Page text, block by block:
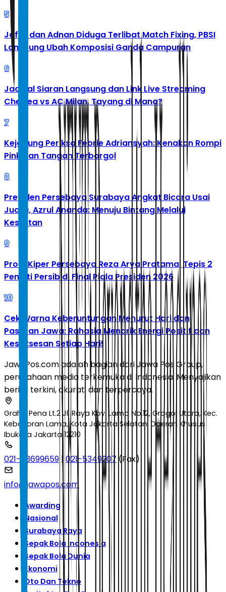
5
Jafar dan Adnan Diduga Terlibat Match Fixing, PBSI
Langsung Ubah Komposisi Ganda Campuran
6
Jadwal Siaran Langsung dan Link Live Streaming
Chelsea vs AC Milan, Tayang di Mana?
7
Kejagung Periksa Febrie Adriansyah: Kenakan Rompi
Pink dan Tangan Terborgol
8
Presiden Persebaya Surabaya Angkat Bicara Usai
Juara, Azrul Ananda: Menuju Bintang Melalui
Kesulitan
9
Profil Kiper Persebaya Reza Arya Pratama, Tepis 2
Penalti Persib di Final Piala Presiden 2026
10
Cek Warna Keberuntungan Menurut Hari dan
Pasaran Jawa: Rahasia Menarik Energi Positif dan
Kesuksesan Setiap Hari!
JawaPos.com adalah bagian dari Jawa Pos Group,
perusahaan media terkemuka di Indonesia. Menyajikan
berita terkini, akurat, dan terpercaya.
Graha Pena Lt.2 Jl. Raya Kby. Lama No.12, Grogol Utara, Kec.
Kebayoran Lama, Kota Jakarta Selatan, Daerah Khusus
Ibukota Jakarta 12210
021-53699659 | 021-5349207 (Fax)
info@jawapos.com
Awarding
Nasional
Surabaya Raya
Sepak Bola Indonesia
Sepak Bola Dunia
Ekonomi
Oto Dan Tekno